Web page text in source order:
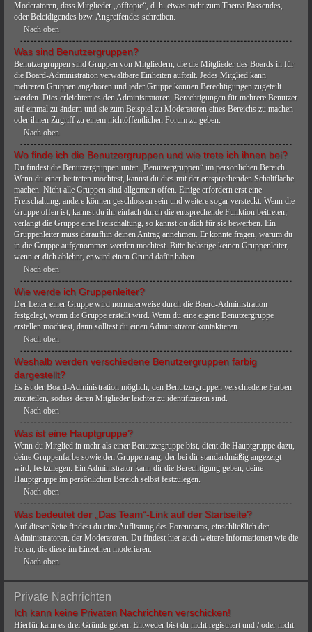
Moderatoren, dass Mitglieder „offtopic“, d. h. etwas nicht zum Thema Passendes,
oder Beleidigendes bzw. Angreifendes schreiben.
Nach oben
Was sind Benutzergruppen?
Benutzergruppen sind Gruppen von Mitgliedern, die die Mitglieder des Boards in für
die Board-Administration verwaltbare Einheiten aufteilt. Jedes Mitglied kann
mehreren Gruppen angehören und jeder Gruppe können Berechtigungen zugeteilt
werden. Dies erleichtert es den Administratoren, Berechtigungen für mehrere Benutzer
auf einmal zu ändern und sie zum Beispiel zu Moderatoren eines Bereichs zu machen
oder ihnen Zugriff zu einem nichtöffentlichen Forum zu geben.
Nach oben
Wo finde ich die Benutzergruppen und wie trete ich ihnen bei?
Du findest die Benutzergruppen unter „Benutzergruppen“ im persönlichen Bereich.
Wenn du einer beitreten möchtest, kannst du dies mit der entsprechenden Schaltfläche
machen. Nicht alle Gruppen sind allgemein offen. Einige erfordern erst eine
Freischaltung, andere können geschlossen sein und weitere sogar versteckt. Wenn die
Gruppe offen ist, kannst du ihr einfach durch die entsprechende Funktion beitreten;
verlangt die Gruppe eine Freischaltung, so kannst du dich für sie bewerben. Ein
Gruppenleiter muss daraufhin deinen Antrag annehmen. Er könnte fragen, warum du
in die Gruppe aufgenommen werden möchtest. Bitte belästige keinen Gruppenleiter,
wenn er dich ablehnt, er wird einen Grund dafür haben.
Nach oben
Wie werde ich Gruppenleiter?
Der Leiter einer Gruppe wird normalerweise durch die Board-Administration
festgelegt, wenn die Gruppe erstellt wird. Wenn du eine eigene Benutzergruppe
erstellen möchtest, dann solltest du einen Administrator kontaktieren.
Nach oben
Weshalb werden verschiedene Benutzergruppen farbig
dargestellt?
Es ist der Board-Administration möglich, den Benutzergruppen verschiedene Farben
zuzuteilen, sodass deren Mitglieder leichter zu identifizieren sind.
Nach oben
Was ist eine Hauptgruppe?
Wenn du Mitglied in mehr als einer Benutzergruppe bist, dient die Hauptgruppe dazu,
deine Gruppenfarbe sowie den Gruppenrang, der bei dir standardmäßig angezeigt
wird, festzulegen. Ein Administrator kann dir die Berechtigung geben, deine
Hauptgruppe im persönlichen Bereich selbst festzulegen.
Nach oben
Was bedeutet der „Das Team“-Link auf der Startseite?
Auf dieser Seite findest du eine Auflistung des Forenteams, einschließlich der
Administratoren, der Moderatoren. Du findest hier auch weitere Informationen wie die
Foren, die diese im Einzelnen moderieren.
Nach oben
Private Nachrichten
Ich kann keine Privaten Nachrichten verschicken!
Hierfür kann es drei Gründe geben: Entweder bist du nicht registriert und / oder nicht